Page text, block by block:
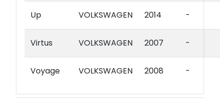
Up VOLKSWAGEN 2014 -
Virtus VOLKSWAGEN 2007 -
Voyage VOLKSWAGEN 2008 -